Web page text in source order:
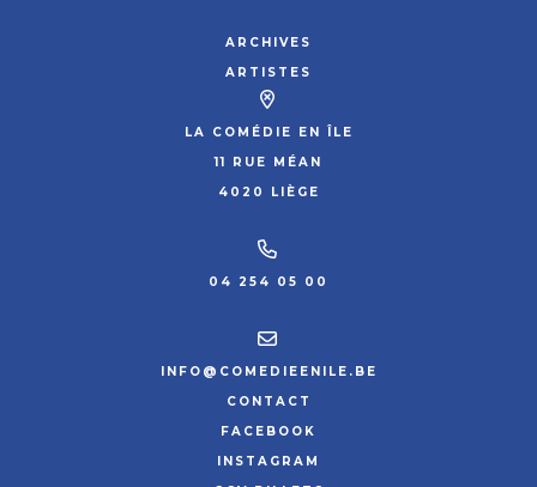
ARCHIVES
ARTISTES
LA COMÉDIE EN ÎLE
11 RUE MÉAN
4020 LIÈGE
04 254 05 00
INFO@COMEDIEENILE.BE
CONTACT
FACEBOOK
INSTAGRAM